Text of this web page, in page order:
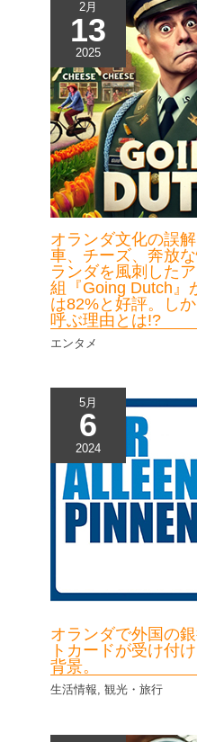
2月
13
2025
オランダ文化の誤
車、チーズ、奔放
ランダを風刺した
組『Going Dutch』
は82%と好評。し
呼ぶ理由とは!?
エンタメ
5月
6
2024
オランダで外国の
トカードが受け付
背景。
生活情報,観光・旅行